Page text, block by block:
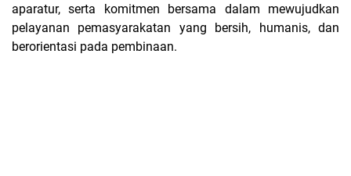
aparatur, serta komitmen bersama dalam mewujudkan
pelayanan pemasyarakatan yang bersih, humanis, dan
berorientasi pada pembinaan.